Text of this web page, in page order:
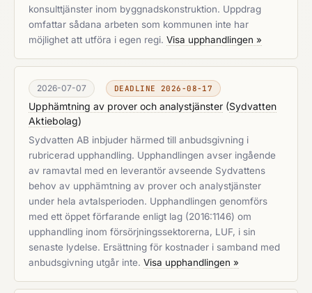
konsulttjänster inom byggnadskonstruktion. Uppdrag
omfattar sådana arbeten som kommunen inte har
möjlighet att utföra i egen regi. Visa upphandlingen »
2026-07-07 DEADLINE 2026-08-17
Upphämtning av prover och analystjänster (Sydvatten
Aktiebolag)
Sydvatten AB inbjuder härmed till anbudsgivning i
rubricerad upphandling. Upphandlingen avser ingående
av ramavtal med en leverantör avseende Sydvattens
behov av upphämtning av prover och analystjänster
under hela avtalsperioden. Upphandlingen genomförs
med ett öppet förfarande enligt lag (2016:1146) om
upphandling inom försörjningssektorerna, LUF, i sin
senaste lydelse. Ersättning för kostnader i samband med
anbudsgivning utgår inte. Visa upphandlingen »